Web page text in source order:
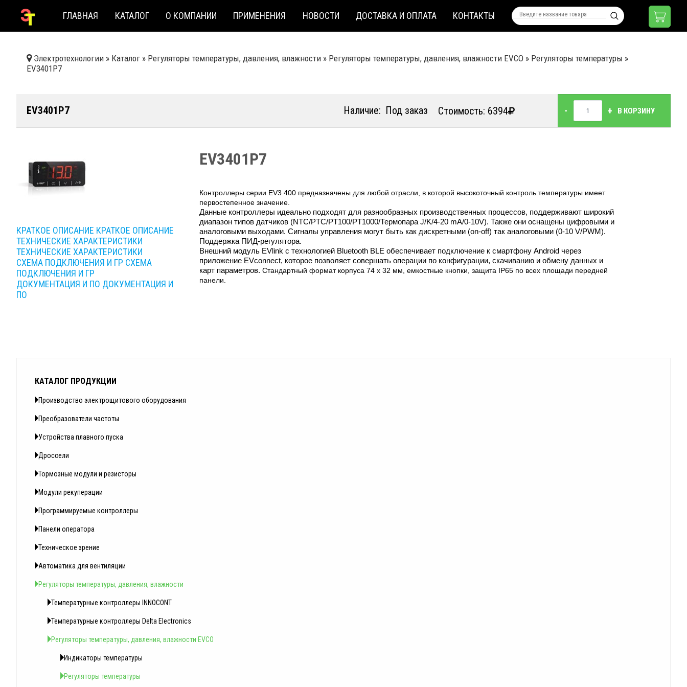
ГЛАВНАЯ КАТАЛОГ О КОМПАНИИ ПРИМЕНЕНИЯ НОВОСТИ ДОСТАВКА И ОПЛАТА КОНТАКТЫ
Электротехнологии » Каталог » Регуляторы температуры, давления, влажности » Регуляторы температуры, давления, влажности EVCO » Регуляторы температуры »
EV3401P7
EV3401P7 Наличие: Под заказ Стоимость: 6394 - + В КОРЗИНУ
КРАТКОЕ ОПИСАНИЕ КРАТКОЕ ОПИСАНИЕ
ТЕХНИЧЕСКИЕ ХАРАКТЕРИСТИКИ
ТЕХНИЧЕСКИЕ ХАРАКТЕРИСТИКИ
СХЕМА ПОДКЛЮЧЕНИЯ И ГР СХЕМА
ПОДКЛЮЧЕНИЯ И ГР
ДОКУМЕНТАЦИЯ И ПО ДОКУМЕНТАЦИЯ И
ПО
EV3401P7
Контроллеры серии EV3 400 предназначены для любой отрасли, в которой высокоточный контроль температуры имеет
первостепенное значение.
Данные контроллеры идеально подходят для разнообразных производственных процессов, поддерживают широкий
диапазон типов датчиков (NTC/PTC/PT100/PT1000/Термопара J/K/4-20 mA/0-10V). Также они оснащены цифровыми и
аналоговыми выходами. Сигналы управления могут быть как дискретными (on-off) так аналоговыми (0-10 V/PWM).
Поддержка ПИД-регулятора.
Внешний модуль EVlink с технологией Bluetooth BLE обеспечивает подключение к смартфону Android через
приложение EVconnect, которое позволяет совершать операции по конфигурации, скачиванию и обмену данных и
карт параметров.Стандартный формат корпуса 74 x 32 мм, емкостные кнопки, защита IP65 по всех площади передней
панели.
КАТАЛОГ ПРОДУКЦИИ
Производство электрощитового оборудования
Преобразователи частоты
Устройства плавного пуска
Дроссели
Тормозные модули и резисторы
Модули рекуперации
Программируемые контроллеры
Панели оператора
Техническое зрение
Автоматика для вентиляции
Регуляторы температуры, давления, влажности
Температурные контроллеры INNOCONT
Температурные контроллеры Delta Electronics
Регуляторы температуры, давления, влажности EVCO
Индикаторы температуры
Регуляторы температуры